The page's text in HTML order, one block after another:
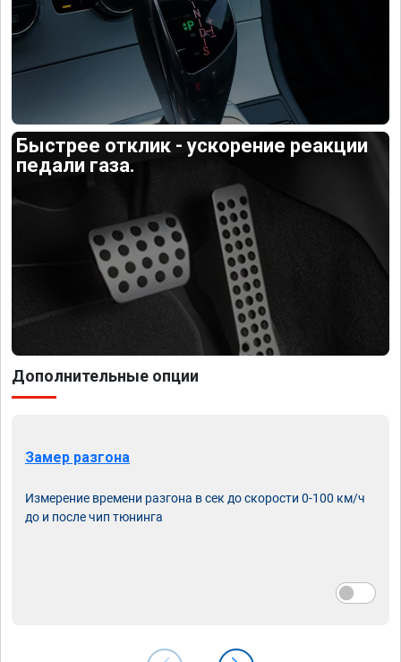
Быстрее отклик - ускорение реакции
педали газа.
Дополнительные опции
Замер разгона
Измерение времени разгона в сек до скорости 0-100 км/ч
до и после чип тюнинга